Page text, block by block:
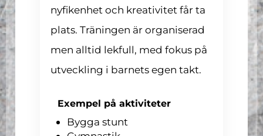
nyfikenhet och kreativitet får ta
plats. Träningen är organiserad
men alltid lekfull, med fokus på
utveckling i barnets egen takt.
Exempel på aktiviteter
Bygga stunt